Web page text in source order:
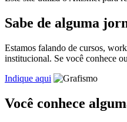
Sabe de alguma
Estamos falando de cursos,
institucional. Se você conhece
Indique aqui
Você conhece